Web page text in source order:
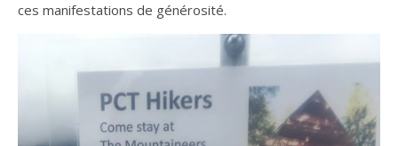
ces manifestations de générosité.